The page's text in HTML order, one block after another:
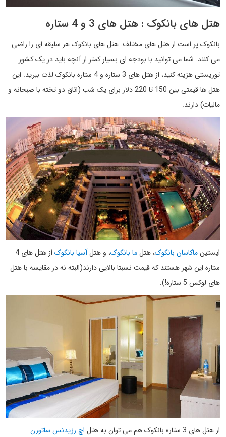
هتل های بانکوک : هتل های 3 و 4 ستاره
بانکوک پر است از هتل های مختلف. هتل های بانکوک هر سلیقه ای را راضی
می کنند. شما می توانید با بودجه ای بسیار کمتر از آنچه باید در یک کشور
توریستی هزینه کنید، از هتل های 3 ستاره و 4 ستاره بانکوک لذت ببرید. این
هتل ها قیمتی بین 150 تا 220 دلار برای یک شب (اتاق دو تخته با صبحانه و
مالیات) دارند.
ایستینماکاسان بانکوک، هتلما بانکوک، و هتلآسیا بانکوک
از هتل های 4
ستاره این شهر هستند که قیمت نسبتا بالایی دارند(البته نه در مقایسه با هتل
های لوکس 5 ستاره!).
از هتل های 3 ستاره بانکوک هم می توان به هتل اچ رزیدنس ساتورن